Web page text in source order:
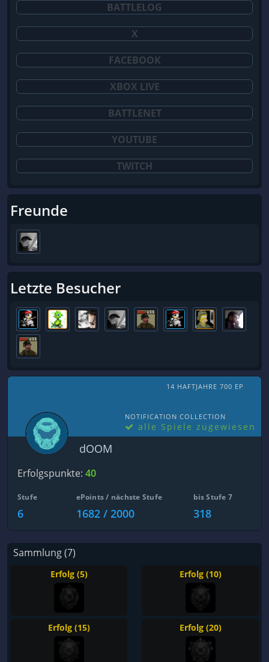
BATTLELOG
X
FACEBOOK
XBOX LIVE
BATTLENET
YOUTUBE
TWITCH
Freunde
Letzte Besucher
14 HAFTJAHRE 700 EP
NOTIFICATION COLLECTION
alle Spiele zugewiesen
dOOM
Erfolgspunkte: 40
Stufe
6
ePoints / nächste Stufe
1682 / 2000
bis Stufe 7
318
Sammlung (7)
Erfolg (5) Erfolg (10)
Erfolg (15) Erfolg (20)